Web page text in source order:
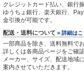
クレジットカード払い、銀行
ゆうちょ銀行、楽天銀行、
金引換が可能です。
配送・送料について » 詳細はこ
一部商品を除き、送料無料で
詳しくは各商品ページをご確
メーカー、サイズ、配送地域
案内させていただきます。